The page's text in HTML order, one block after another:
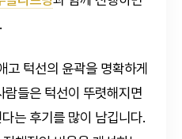
고 턱선의 윤곽을 명확하게
들은 턱선이 뚜렷해지면
는 후기를 많이 남깁니다.